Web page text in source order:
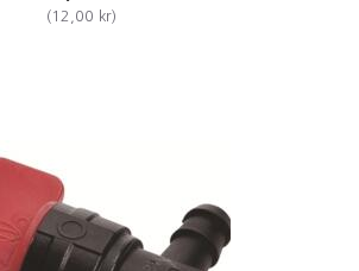
(12,00 kr)